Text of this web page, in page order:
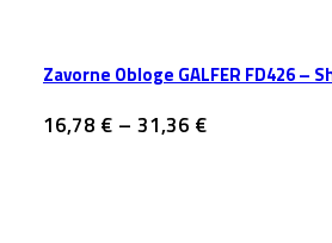
Zavorne Obloge GALFER FD426 –
16,78 € – 31,36 €Cenovni